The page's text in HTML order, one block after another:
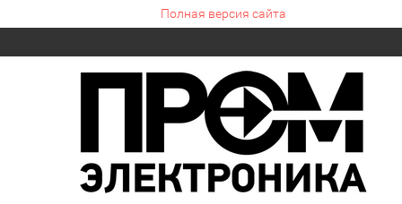
Полная версия сайта